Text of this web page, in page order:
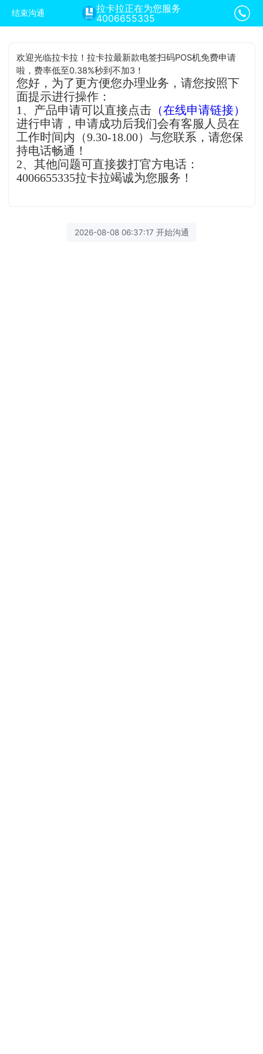
结束沟通
拉卡拉正在为您服务
4006655335
欢迎光临拉卡拉！拉卡拉最新款电签扫码POS机免费申请
啦，费率低至0.38%秒到不加3！
您好，为了更方便您办理业务，请您按照下
面提示进行操作：
1、产品申请可以直接点击 （在线申请链接）
进行申请，申请成功后我们会有客服人员在
工作时间内（9.30-18.00）与您联系，请您保
持电话畅通！
2、其他问题可直接拨打官方电话：
4006655335拉卡拉竭诚为您服务！
2026-08-08 06:37:17 开始沟通